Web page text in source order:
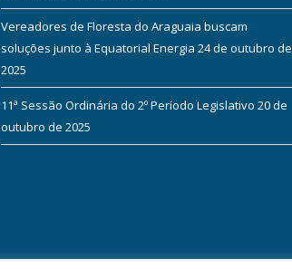
Vereadores de Floresta do Araguaia buscam
soluções junto à Equatorial Energia 24 de outubro de
2025
11ª Sessão Ordinária do 2º Período Legislativo 20 de
outubro de 2025